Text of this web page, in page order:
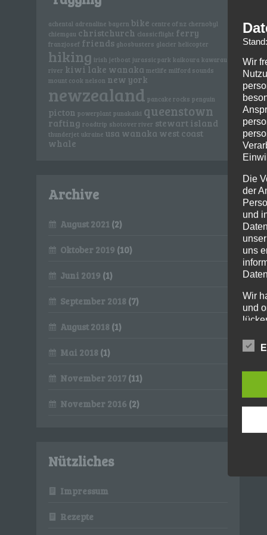
achental adrenaline bayern bike centre of nz chernobyl
chiemgau christchurch classic flight ferry
franzjosef friends ghosbusters glacier helicopter
hiking irish jetboat jurassic park kaikoura kawarau
river kiwi lake wanaka metlife milford sounds
mount cook nelson new york
newzealand pancake rocks penguin
picton powerplant punakaiki queenstown
rafting roadtrip shotover river stewart island
thunderjet ukraine usa wanaka west coast
whale
Archive
August 2021 (2)
Oktober 2019 (10)
Juni 2019 (1)
September 2018 (7)
August 2018 (1)
Mai 2018 (1)
November 2017 (11)
November 2016 (2)
Nützliches
Impressum
Rezepte
Wir
Die
der
und
uns
Wir
und
Die